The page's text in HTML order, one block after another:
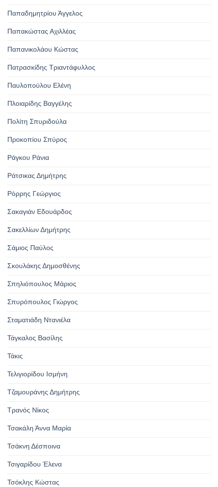
Παπαδημητρίου Άγγελος
Παπακώστας Αχιλλέας
Παπανικολάου Κώστας
Πατρασκίδης Τριαντάφυλλος
Παυλοπούλου Ελένη
Πλοιαρίδης Βαγγέλης
Πολίτη Σπυριδούλα
Προκοπίου Σπύρος
Ράγκου Ράνια
Ράτσικας Δημήτρης
Ρόρρης Γεώργιος
Σακαγιάν Εδουάρδος
Σακελλίων Δημήτρης
Σάμιος Παύλος
Σκουλάκης Δημοσθένης
Σπηλιόπουλος Μάριος
Σπυρόπουλος Γιώργος
Σταματιάδη Ντανιέλα
Τάγκαλος Βασίλης
Τάκις
Τελιγιορίδου Ισμήνη
Τζαμουράνης Δημήτρης
Τρανός Νίκος
Τσακάλη Άννα Μαρία
Τσάκνη Δέσποινα
Τσιγαρίδου Έλενα
Τσόκλης Κώστας